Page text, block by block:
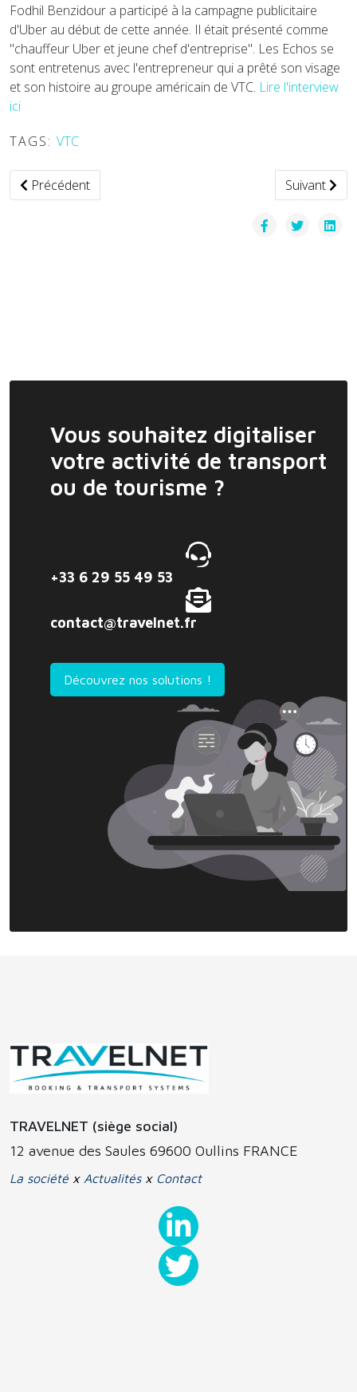
Fodhil Benzidour a participé à la campagne publicitaire
d'Uber au début de cette année. Il était présenté comme
"chauffeur Uber et jeune chef d'entreprise". Les Echos se
sont entretenus avec l'entrepreneur qui a prêté son visage
et son histoire au groupe américain de VTC. Lire l'interview
ici
TAGS: VTC
Article précédent : First Airlines : l'expérience d'un vol en
Précédent Article
Suivant
Vous souhaitez digitaliser
votre activité de transport
ou de tourisme ?
+33 6 29 55 49 53
contact@travelnet.fr
Découvrez nos solutions !
TRAVELNET (siège social)
12 avenue des Saules 69600 Oullins FRANCE
La société x Actualitésx Contact